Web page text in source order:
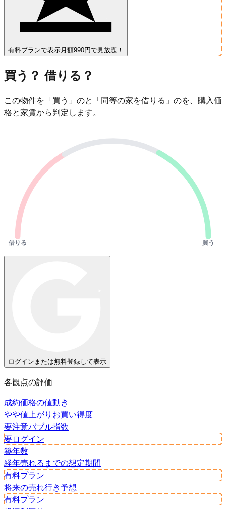
有料プランで表示 月額990円で見放題！
買う？ 借りる？
この物件を「買う」のと「同等の家を借りる」のを、購入価
格と家賃から判定します。
借りる 買う
ログインまたは無料登録して表示
各観点の評価
成約価格の値動き
やや値上がり お買い得度
要注意バブル指数
要ログイン
築年数
経年売れるまでの想定期間
有料プラン
将来の売れ行き予想
有料プラン